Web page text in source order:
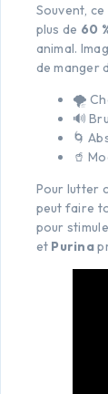
Souvent,
plus de 60
animal.
de manger
🌪️
🔊
🌀
🥤
Pour lutter
peut faire
pour
et Purina